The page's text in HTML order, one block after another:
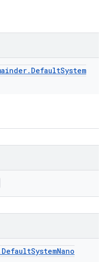
. DefaultSystem
DefaultSystemNano